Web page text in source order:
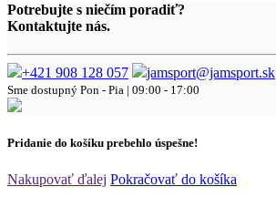
Potrebujte s niečím poradiť?
Kontaktujte nás.
+421 908 128 057 jamsport@jamsport.sk
Sme dostupný Pon - Pia | 09:00 - 17:00
Pridanie do košíku prebehlo úspešne!
Nakupovať ďalej Pokračovať do košíka